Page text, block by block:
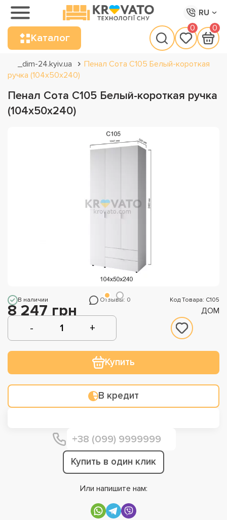
RU
Каталог
0 0
_dim-24.kyiv.ua
Пенал Сота С105 Белый-короткая
ручка (104х50х240)
Пенал Сота С105 Белый-короткая ручка
(104х50х240)
В наличии Отзывы: 0 Код Товара: С105
8 247 грн ДОМ
Купить
В кредит
Купить в один клик
Или напишите нам: